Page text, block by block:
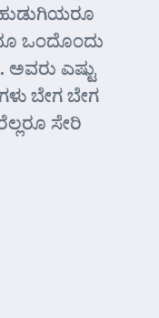
ಒಂದೊಂದು
ಅವರು ಎಷ್ಟು
ಬೇಗ ಬೇಗ
ಸೇರಿ